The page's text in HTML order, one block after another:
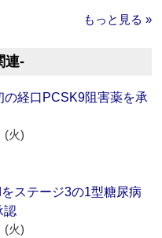
もっと見る »
連‐
の経口PCSK9阻害薬を承
(火)
ステージ3の1型糖尿病
認
(火)